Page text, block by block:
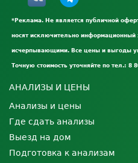
*Реклама. Не является публичной
носят исключительно информационный
исчерпывающими. Все цены и выгоды
Точную стоимость уточняйте по тел.: 8
АНАЛИЗЫ И ЦЕНЫ
Анализы и цены
Где сдать анализы
Выезд на дом
Подготовка к анализам